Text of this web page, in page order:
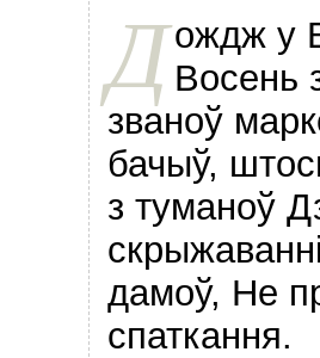
Дождж у
Восень
званоў
бачыў,
з туманоў
дамоў, Не
спаткання.